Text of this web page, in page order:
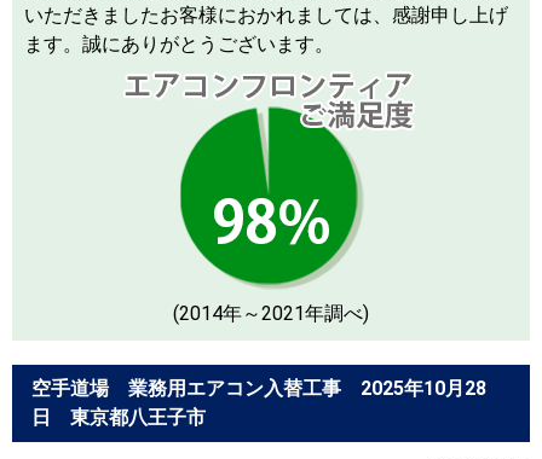
いただきましたお客様におかれましては、感謝申し上げ
ます。誠にありがとうございます。
(2014年～2021年調べ)
空手道場 業務用エアコン入替工事 2025年10月28
日 東京都八王子市